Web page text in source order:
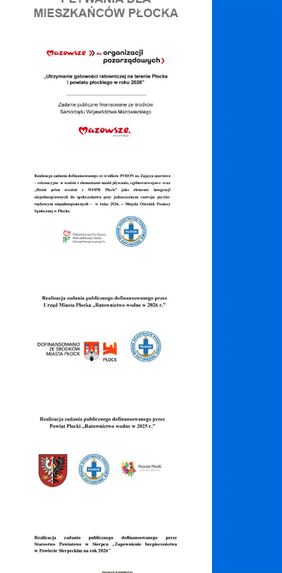
sternika motoprowodnego
do udziału w szkoleniu na patent Sternika
kadra i spora dawka wiedzy Zajęcia
22-24 czerwca r. Egzamin 29 czerwca 2026 r. od godz.
prosimy o e-mail na adres:
biuro@woprplock.pl